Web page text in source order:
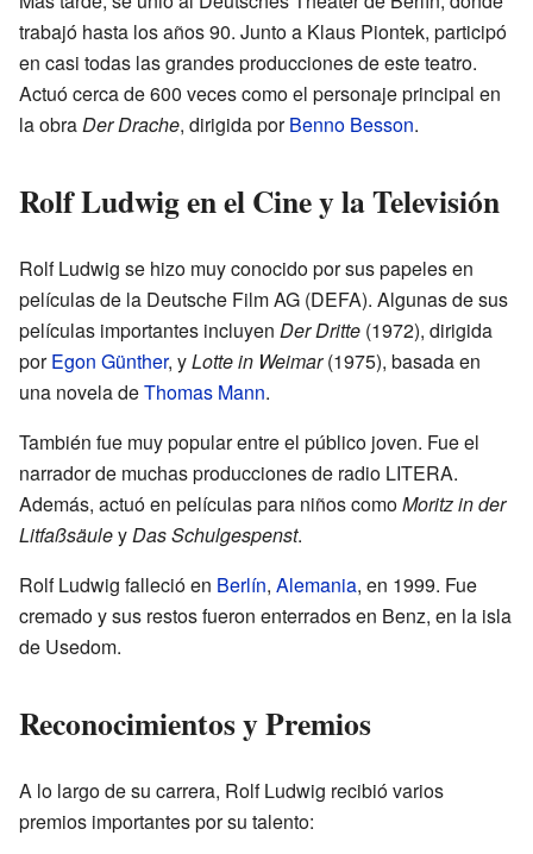
trabajó hasta los años 90. Junto a Klaus Piontek, participó
en casi todas las grandes producciones de este teatro.
Actuó cerca de 600 veces como el personaje principal en
la obraDer Drache, dirigida porBenno Besson.
Rolf Ludwig en el Cine y la Televisión
Rolf Ludwig se hizo muy conocido por sus papeles en
películas de la Deutsche Film AG (DEFA). Algunas de sus
películas importantes incluyen Der Dritte (1972), dirigida
porEgon Günther, yLotte in Weimar(1975), basada en
una novela deThomas Mann.
También fue muy popular entre el público joven. Fue el
narrador de muchas producciones de radio LITERA.
Además, actuó en películas para niños comoMoritz in der
LitfaßsäuleyDas Schulgespenst.
Rolf Ludwig falleció en Berlín, Alemania, en 1999. Fue
cremado y sus restos fueron enterrados en Benz, en la isla
de Usedom.
Reconocimientos y Premios
A lo largo de su carrera, Rolf Ludwig recibió varios
premios importantes por su talento: